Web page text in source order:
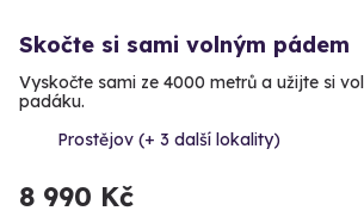
Skočte si sami volným pádem
Vyskočte sami ze 4000 metrů a užijte si
padáku.
Prostějov (+ 3 další lokality)
8 990 Kč